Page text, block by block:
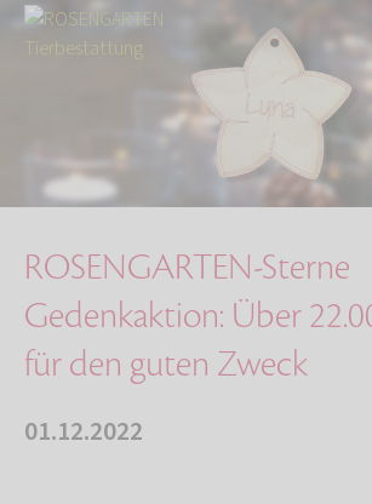
Aktuelles
ROSENGARTEN-Sterne Gedenkaktion: Über
ROSENGARTEN-Sterne
Gedenkaktion: Über
für den guten Zweck
01.12.2022